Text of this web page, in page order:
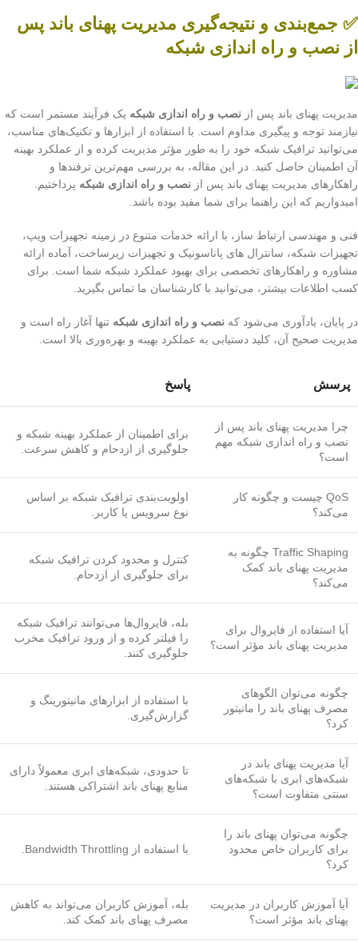
✅ جمع‌بندی و نتیجه‌گیری مدیریت پهنای باند پس
از نصب و راه اندازی شبکه
مدیریت پهنای باند پس از نصب و راه اندازی شبکه یک فرآیند مستمر است که
نیازمند توجه و پیگیری مداوم است. با استفاده از ابزارها و تکنیک‌های مناسب،
می‌توانید ترافیک شبکه خود را به طور مؤثر مدیریت کرده و از عملکرد بهینه
آن اطمینان حاصل کنید. در این مقاله، به بررسی مهم‌ترین ترفندها و
راهکارهای مدیریت پهنای باند پس از نصب و راه اندازی شبکه پرداختیم.
امیدواریم که این راهنما برای شما مفید بوده باشد.
فنی و مهندسی ارتباط ساز، با ارائه خدمات متنوع در زمینه تجهیزات ویپ،
تجهیزات شبکه، سانترال های پاناسونیک و تجهیزات زیرساخت، آماده ارائه
مشاوره و راهکارهای تخصصی برای بهبود عملکرد شبکه شما است. برای
کسب اطلاعات بیشتر، می‌توانید با کارشناسان ما تماس بگیرید.
در پایان، یادآوری می‌شود که نصب و راه اندازی شبکه تنها آغاز راه است و
مدیریت صحیح آن، کلید دستیابی به عملکرد بهینه و بهره‌وری بالا است.
پرسش پاسخ
چرا مدیریت پهنای باند پس از
نصب و راه اندازی شبکه مهم
است؟
برای اطمینان از عملکرد بهینه شبکه و
جلوگیری از ازدحام و کاهش سرعت.
QoS چیست و چگونه کار
می‌کند؟
اولویت‌بندی ترافیک شبکه بر اساس
نوع سرویس یا کاربر.
Traffic Shaping چگونه به
مدیریت پهنای باند کمک
می‌کند؟
کنترل و محدود کردن ترافیک شبکه
برای جلوگیری از ازدحام.
آیا استفاده از فایروال برای
مدیریت پهنای باند مؤثر است؟
بله، فایروال‌ها می‌توانند ترافیک شبکه
را فیلتر کرده و از ورود ترافیک مخرب
جلوگیری کنند.
چگونه می‌توان الگوهای
مصرف پهنای باند را مانیتور
کرد؟
با استفاده از ابزارهای مانیتورینگ و
گزارش‌گیری.
آیا مدیریت پهنای باند در
شبکه‌های ابری با شبکه‌های
سنتی متفاوت است؟
تا حدودی، شبکه‌های ابری معمولاً دارای
منابع پهنای باند اشتراکی هستند.
چگونه می‌توان پهنای باند را
برای کاربران خاص محدود
کرد؟
با استفاده از Bandwidth Throttling.
آیا آموزش کاربران در مدیریت
پهنای باند مؤثر است؟
بله، آموزش کاربران می‌تواند به کاهش
مصرف پهنای باند کمک کند.